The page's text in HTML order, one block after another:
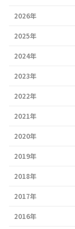
2026年
2025年
2024年
2023年
2022年
2021年
2020年
2019年
2018年
2017年
2016年